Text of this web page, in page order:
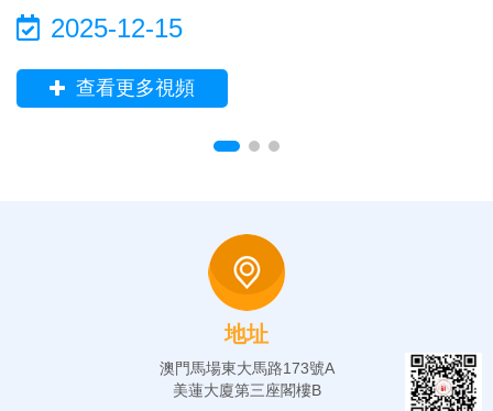
2025-12-15
查看更多視頻
地址
澳門馬場東大馬路173號A
美蓮大廈第三座閣樓B